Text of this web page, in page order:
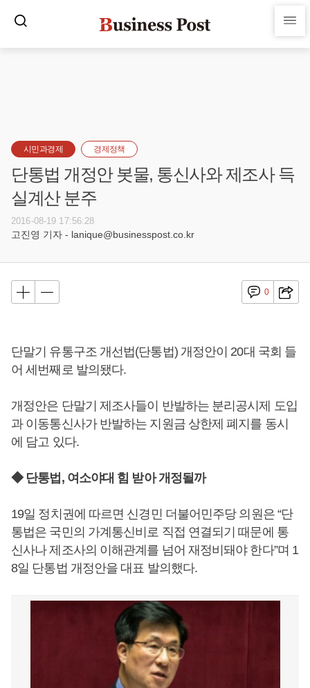
시민과경제 경제정책
단통법 개정안 봇물, 통신사와 제조사 득
실계산 분주
2016-08-19 17:56:28
고진영 기자 - lanique@businesspost.co.kr
0
단말기 유통구조 개선법(단통법) 개정안이 20대 국회 들
어 세번째로 발의됐다.
개정안은 단말기 제조사들이 반발하는 분리공시제 도입
과 이동통신사가 반발하는 지원금 상한제 폐지를 동시
에 담고 있다.
◆ 단통법, 여소야대 힘 받아 개정될까
19일 정치권에 따르면 신경민 더불어민주당 의원은 “단
통법은 국민의 가계통신비로 직접 연결되기 때문에 통
신사나 제조사의 이해관계를 넘어 재정비돼야 한다”며 1
8일 단통법 개정안을 대표 발의했다.